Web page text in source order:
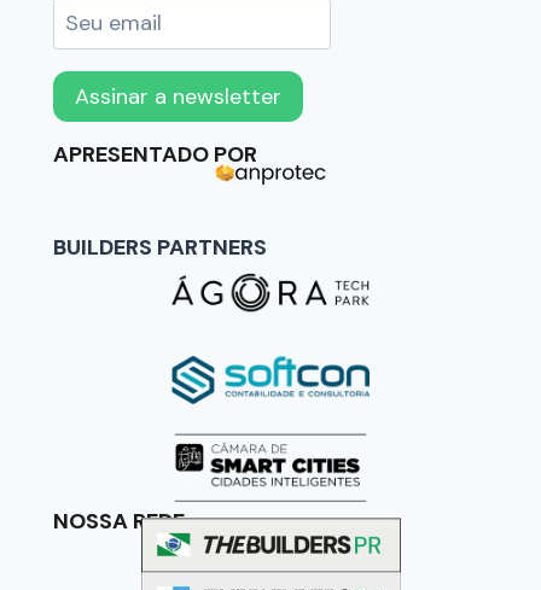
APRESENTADO POR
BUILDERS PARTNERS
NOSSA REDE